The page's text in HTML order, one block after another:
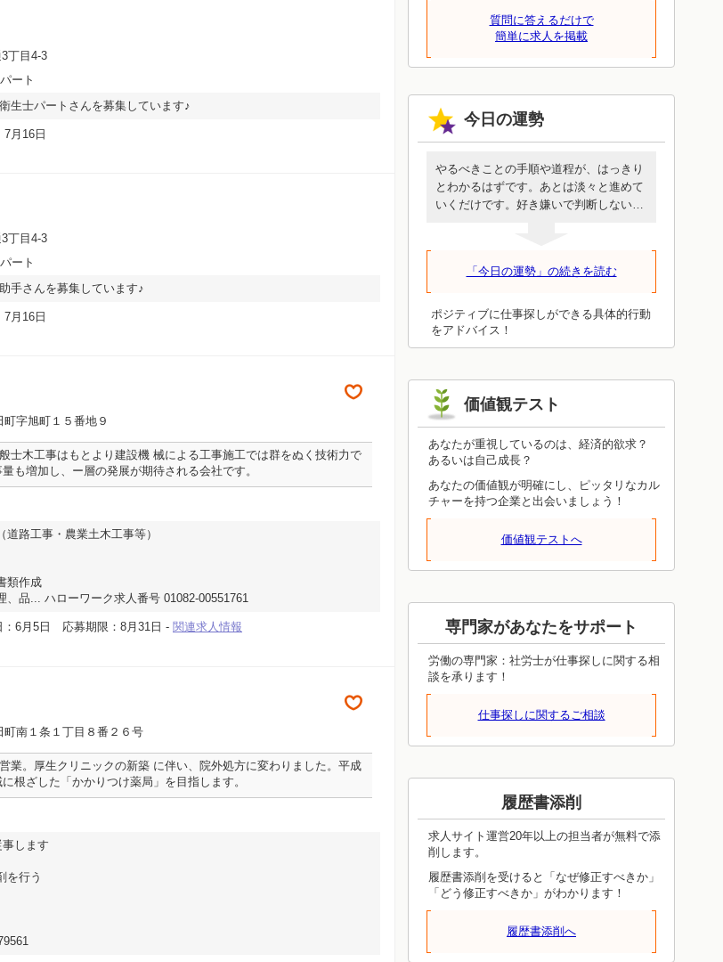
丁目4-3
ート
生士パートさんを募集しています♪
月16日
丁目4-3
ート
手さんを募集しています♪
月16日
字旭町１５番地９
士木工事はもとより建設機 械による工事施工では群をぬく技術力で
も増加し、ー層の発展が期待される会社です。
路工事・農業土木工事等）
類作成
、品... ハローワーク求人番号 01082-00551761
6月5日 応募期限：8月31日 - 関連求人情報
町南１条１丁目８番２６号
業。厚生クリニックの新築 に伴い、院外処方に変わりました。平成
根ざした「かかりつけ薬局」を目指します。
します
を行う
質問に答えるだけで
簡単に求人を掲載
今日の運勢
やるべきことの手順や道程が、はっきり
とわかるはずです。あとは淡々と進めて
いくだけです。好き嫌いで判断しないで
ことが必ず役立ちます。眺めるだけでは
ければ得られないものです。今日は体験
することを重視してみてください。上手
くいったかどうかは、いずれ見えてきま
功しても失敗しても、周りへの感謝を忘
れないようにしてください。
「今日の運勢」の続きを読む
ポジティブに仕事探しができる具体的行動
をアドバイス！
価値観テスト
あなたが重視しているのは、経済的欲求？
あるいは自己成長？
あなたの価値観が明確にし、ピッタリなカル
チャーを持つ企業と出会いましょう！
価値観テストへ
専門家があなたをサポート
労働の専門家：社労士が仕事探しに関する相
談を承ります！
仕事探しに関するご相談
履歴書添削
求人サイト運営20年以上の担当者が無料で添
削します。
履歴書添削を受けると「なぜ修正すべきか」
「どう修正すべきか」がわかります！
履歴書添削へ